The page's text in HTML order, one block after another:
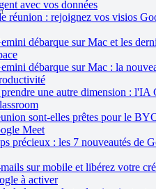
avec vos données
réunion : rejoignez vos visios
débarque sur Mac et les
débarque sur Mac : la
une autre dimension : l'IA
sont-elles prêtes pour le
Meet
précieux : les 7 nouveautés de
sur mobile et libérez votre
à activer